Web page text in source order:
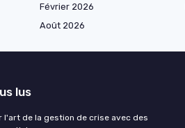
Février 2026
Août 2026
lus
l'art de la gestion de crise avec des